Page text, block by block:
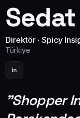
Direktör · Spicy
Türkiye
in
"Shopper